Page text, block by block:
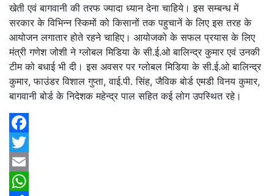
खेती एवं बागवानी की तरफ ज्यादा ध्यान देना चाहिये। इस सम्बन्ध में
सरकार के विभिन्न स्किमों को किसानों तक पहुचानें के लिए इस तरह के
आयोजन लगातार होते रहने चाहिए। आयोजको के सफल प्रयास के लिए
मंत्री गणेश जोशी ने ग्लोबल मिडिया के सी.ई.ओ बालिन्द्र कुमार एवं उनकी
टीम को बधाई भी दी। इस अवसर पर ग्लोबल मिडिया के सी.ई.ओ बालिन्द्र
कुमार, फाउंडर विशाल गुप्ता, वाई.पी. सिंह, जैविक बोर्ड एमडी विनय कुमार,
बागवानी बोर्ड के निदेशक महेन्द्र पाल सहित कई लोग उपस्थित रहे।
Facebook
Twitter
Email